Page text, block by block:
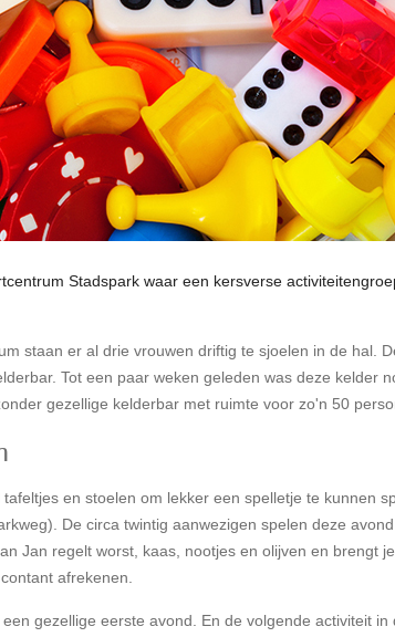
Stadspark waar een kersverse
staan er al drie vrouwen driftig te sjoelen in de hal.
Tot een paar weken geleden was deze kelder
gezellige kelderbar met ruimte voor zo'n 50
en stoelen om lekker een spelletje te kunnen
De circa twintig aanwezigen spelen deze
Jan regelt worst, kaas, nootjes en olijven en brengt
afrekenen.
gezellige eerste avond. En de volgende activiteit